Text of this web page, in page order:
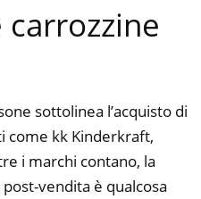
sottolinea l’acquisto di
come kk Kinderkraft,
i marchi contano, la
vendita è qualcosa